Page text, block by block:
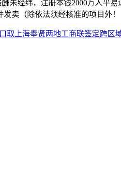
经纬，注册本钱2000万人平
卖（除依法须经核准的项目外！
取上海奉贤两地工商联签定跨区